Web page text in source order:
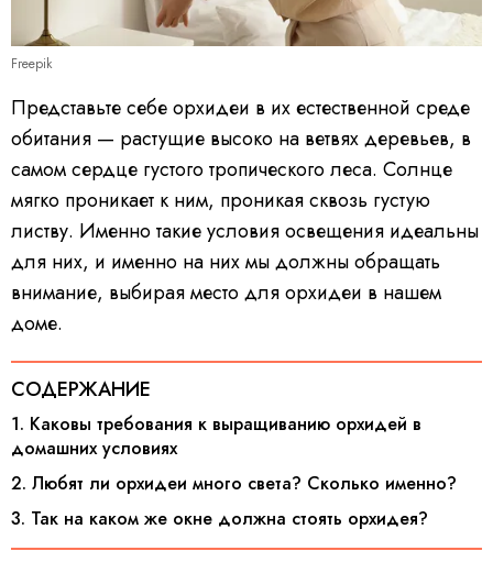
Freepik
Представьте себе орхидеи в их естественной среде
обитания — растущие высоко на ветвях деревьев, в
самом сердце густого тропического леса. Солнце
мягко проникает к ним, проникая сквозь густую
листву. Именно такие условия освещения идеальны
для них, и именно на них мы должны обращать
внимание, выбирая место для орхидеи в нашем
доме.
СОДЕРЖАНИЕ
1. Каковы требования к выращиванию орхидей в
домашних условиях
2. Любят ли орхидеи много света? Сколько именно?
3. Так на каком же окне должна стоять орхидея?